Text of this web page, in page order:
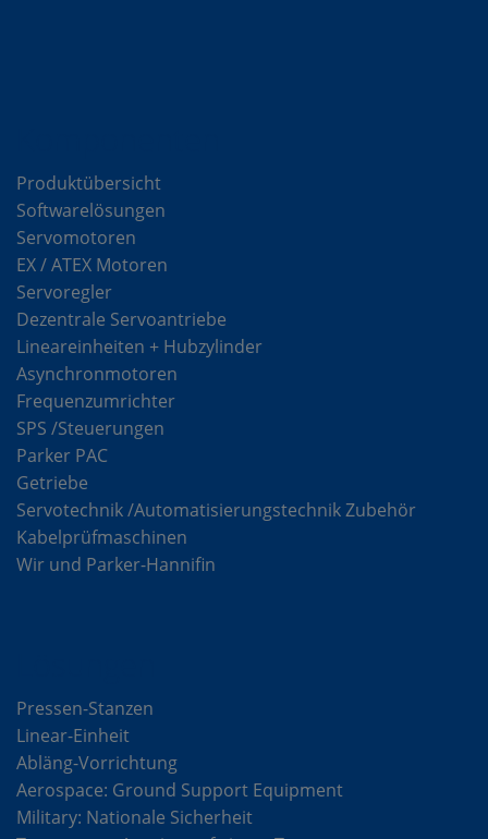
Produktübersicht
Softwarelösungen
Servomotoren
EX / ATEX Motoren
Servoregler
Dezentrale Servoantriebe
Lineareinheiten + Hubzylinder
Asynchronmotoren
Frequenzumrichter
SPS /Steuerungen
Parker PAC
Getriebe
Servotechnik /Automatisierungstechnik Zubehör
Kabelprüfmaschinen
Wir und Parker-Hannifin
Pressen-Stanzen
Linear-Einheit
Abläng-Vorrichtung
Aerospace: Ground Support Equipment
Military: Nationale Sicherheit